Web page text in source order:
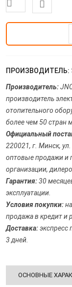
ПРОИЗВОДИТЕЛЬ:
Производитель:
производитель
отопительного
более чем 50 стран
Официальный
220021, г. Минск,
оптовые продажи и
организации,
Гарантия:30
эксплуатации.
Условия покупки:
продажа в кредит и
Доставка:экспресс
3 дней.
ОСНОВНЫЕ